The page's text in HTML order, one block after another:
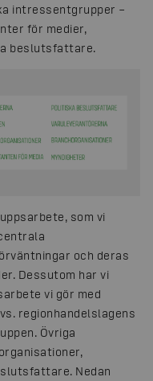
intressentgrupper –
för medier,
beslutsfattare.
som vi
och deras
Dessutom har vi
vi gör med
regionhandelslagens
Övriga
Nedan